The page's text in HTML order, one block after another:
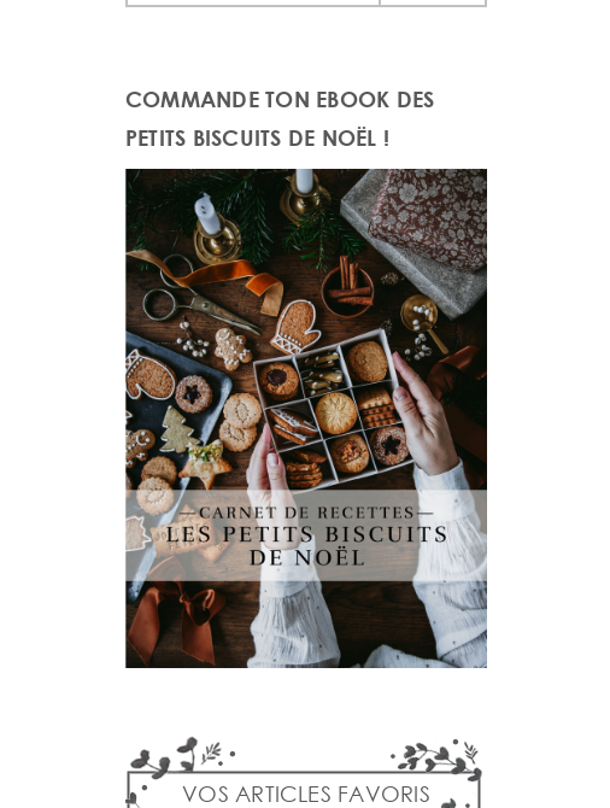
COMMANDE TON EBOOK DES
PETITS BISCUITS DE NOËL !
VOS ARTICLES FAVORIS